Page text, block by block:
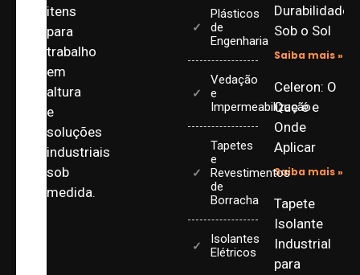
itens
para
trabalho
em
altura
e
soluções
industriais
sob
medida.
Plásticos
de
Engenharia
Vedação
e
Impermeabilização
Tapetes
e
Revestimentos
de
Borracha
Isolantes
Elétricos
Durabilidade
Sob o Sol
Saiba mais »
Celeron: O
Que é e
Onde
Aplicar
Saiba mais »
Tapete
Isolante
Industrial
para